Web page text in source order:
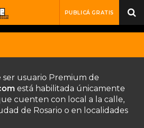
PUBLICÁ GRATIS
ser usuario Premium de
está habilitada únicamente
cuenten con local a la calle,
de Rosario o en localidades